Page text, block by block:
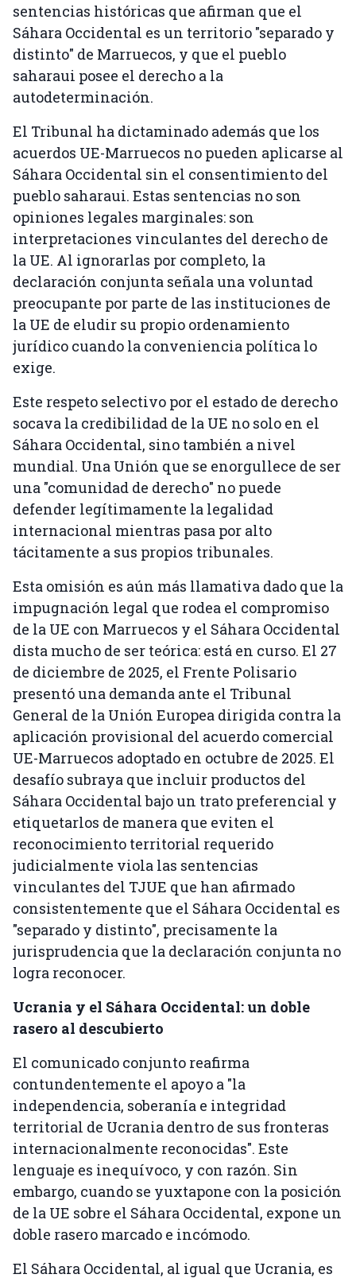
sentencias históricas que afirman que el
Sáhara Occidental es un territorio "separado y
distinto" de Marruecos, y que el pueblo
saharaui posee el derecho a la
autodeterminación.
El Tribunal ha dictaminado además que los
acuerdos UE-Marruecos no pueden aplicarse al
Sáhara Occidental sin el consentimiento del
pueblo saharaui. Estas sentencias no son
opiniones legales marginales: son
interpretaciones vinculantes del derecho de
la UE. Al ignorarlas por completo, la
declaración conjunta señala una voluntad
preocupante por parte de las instituciones de
la UE de eludir su propio ordenamiento
jurídico cuando la conveniencia política lo
exige.
Este respeto selectivo por el estado de derecho
socava la credibilidad de la UE no solo en el
Sáhara Occidental, sino también a nivel
mundial. Una Unión que se enorgullece de ser
una "comunidad de derecho" no puede
defender legítimamente la legalidad
internacional mientras pasa por alto
tácitamente a sus propios tribunales.
Esta omisión es aún más llamativa dado que la
impugnación legal que rodea el compromiso
de la UE con Marruecos y el Sáhara Occidental
dista mucho de ser teórica: está en curso. El 27
de diciembre de 2025, el Frente Polisario
presentó una demanda ante el Tribunal
General de la Unión Europea dirigida contra la
aplicación provisional del acuerdo comercial
UE-Marruecos adoptado en octubre de 2025. El
desafío subraya que incluir productos del
Sáhara Occidental bajo un trato preferencial y
etiquetarlos de manera que eviten el
reconocimiento territorial requerido
judicialmente viola las sentencias
vinculantes del TJUE que han afirmado
consistentemente que el Sáhara Occidental es
"separado y distinto", precisamente la
jurisprudencia que la declaración conjunta no
logra reconocer.
Ucrania y el Sáhara Occidental: un doble
rasero al descubierto
El comunicado conjunto reafirma
contundentemente el apoyo a "la
independencia, soberanía e integridad
territorial de Ucrania dentro de sus fronteras
internacionalmente reconocidas". Este
lenguaje es inequívoco, y con razón. Sin
embargo, cuando se yuxtapone con la posición
de la UE sobre el Sáhara Occidental, expone un
doble rasero marcado e incómodo.
El Sáhara Occidental, al igual que Ucrania, es